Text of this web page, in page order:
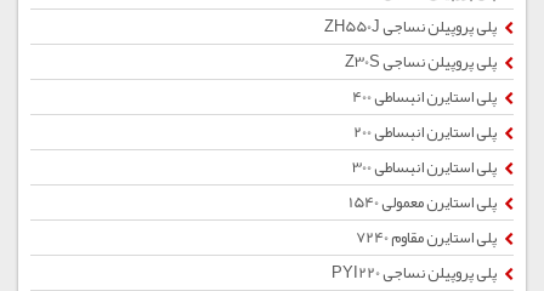
پلی پروپیلن نساجی ZH550J
پلی پروپیلن نساجی Z30S
پلی استایرن انبساطی 400
پلی استایرن انبساطی 200
پلی استایرن انبساطی 300
پلی استایرن معمولی 1540
پلی استایرن مقاوم 7240
پلی پروپیلن نساجی PYI220